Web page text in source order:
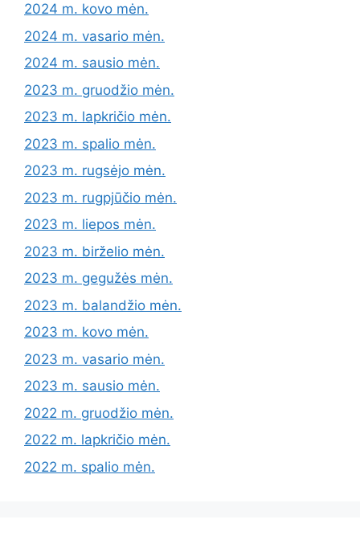
2024 m. kovo mėn.
2024 m. vasario mėn.
2024 m. sausio mėn.
2023 m. gruodžio mėn.
2023 m. lapkričio mėn.
2023 m. spalio mėn.
2023 m. rugsėjo mėn.
2023 m. rugpjūčio mėn.
2023 m. liepos mėn.
2023 m. birželio mėn.
2023 m. gegužės mėn.
2023 m. balandžio mėn.
2023 m. kovo mėn.
2023 m. vasario mėn.
2023 m. sausio mėn.
2022 m. gruodžio mėn.
2022 m. lapkričio mėn.
2022 m. spalio mėn.